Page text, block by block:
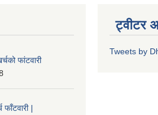
फांटवारी
|
ट्वीटर
Tweets by